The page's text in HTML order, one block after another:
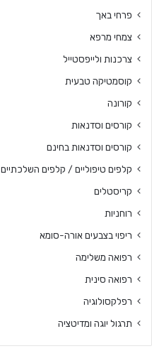
פרחי באך
צמחי מרפא
צרכנות ולייפסטייל
קוסמטיקה טבעית
קורונה
קורסים וסדנאות
קורסים וסדנאות בחינם
קלפים טיפוליים / קלפים השלכתיים
קריסטלים
רוחניות
ריפוי בצבעים אורה-סומא
רפואה משלימה
רפואה סינית
רפלקסולוגיה
תרגול יוגה ומדיטציה